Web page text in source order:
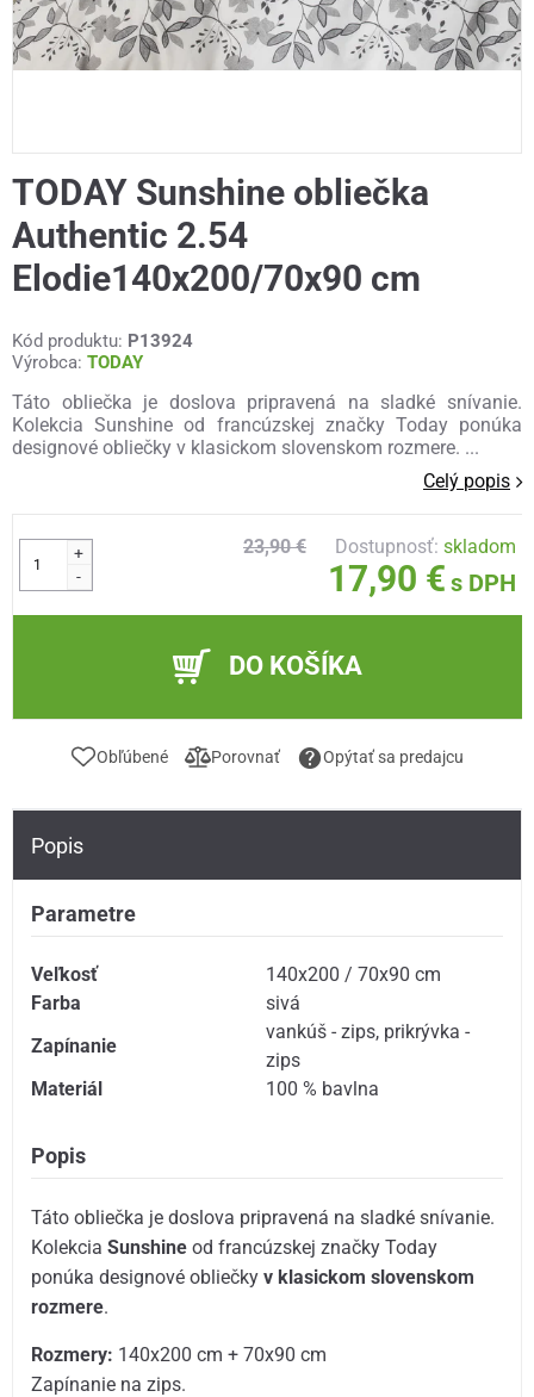
TODAY Sunshine obliečka
Authentic 2.54
Elodie140x200/70x90 cm
Kód produktu: P13924
Výrobca: TODAY
Táto obliečka je doslova pripravená na sladké snívanie.
Kolekcia Sunshine od francúzskej značky Today ponúka
designové obliečky v klasickom slovenskom rozmere. ...
Celý popis
+
-
23,90 € Dostupnosť:skladom
17,90 € s DPH
DO KOŠÍKA
Obľúbené Porovnať Opýtať sa predajcu
Popis
Parametre
Veľkosť
140x200 / 70x90 cm
Farba
sivá
Zapínanie
vankúš - zips, prikrývka -
zips
Materiál
100 % bavlna
Popis
Táto obliečka je doslova pripravená na sladké snívanie.
KolekciaSunshineod francúzskej značky Today
ponúka designové obliečkyv klasickom slovenskom
rozmere.
Rozmery: 140x200 cm + 70x90 cm
Zapínanie na zips.